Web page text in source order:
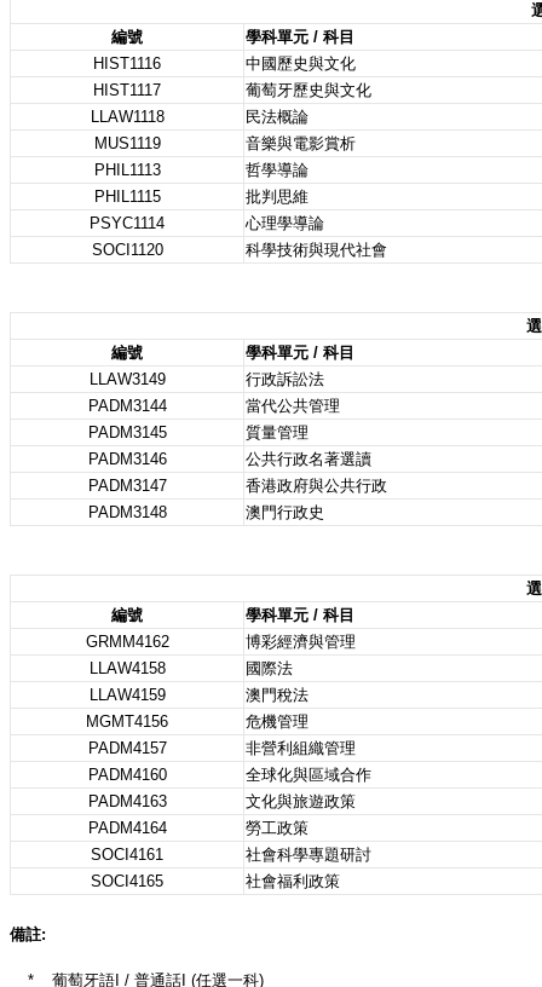
編號
學科單元 / 科目
HIST1116
中國歷史與文化
HIST1117
葡萄牙歷史與文化
LLAW1118
民法概論
MUS1119
音樂與電影賞析
PHIL1113
哲學導論
PHIL1115
批判思維
PSYC1114
心理學導論
SOCI1120
科學技術與現代社會
編號
學科單元 / 科目
LLAW3149
行政訴訟法
PADM3144
當代公共管理
PADM3145
質量管理
PADM3146
公共行政名著選讀
PADM3147
香港政府與公共行政
PADM3148
澳門行政史
編號
學科單元 / 科目
GRMM4162
博彩經濟與管理
LLAW4158
國際法
LLAW4159
澳門稅法
MGMT4156
危機管理
PADM4157
非營利組織管理
PADM4160
全球化與區域合作
PADM4163
文化與旅遊政策
PADM4164
勞工政策
SOCI4161
社會科學專題研討
SOCI4165
社會福利政策
備註:
* 葡萄牙語I / 普通話I (任選一科)